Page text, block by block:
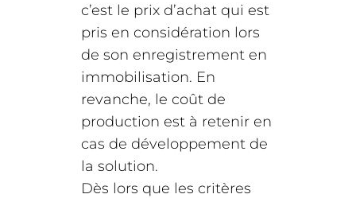
c’est le prix d’achat qui est
pris en considération lors
de son enregistrement en
immobilisation. En
revanche, le coût de
production est à retenir en
cas de développement de
la solution.
Dès lors que les critères